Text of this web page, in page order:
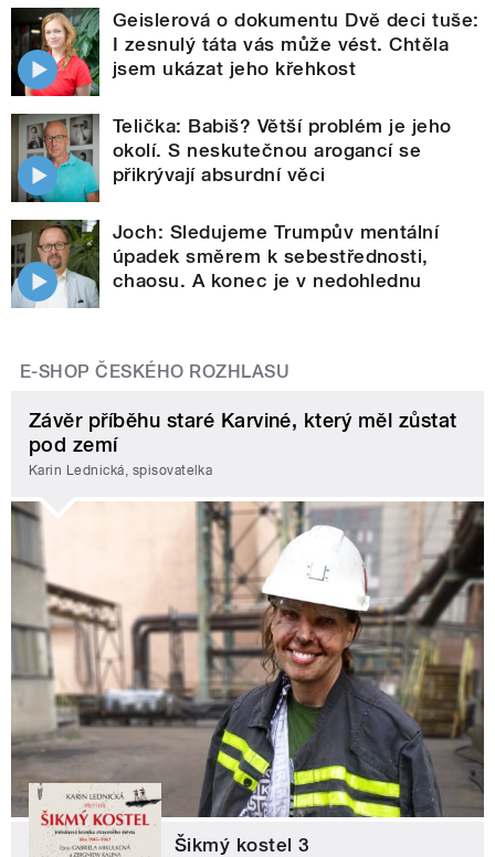
Geislerová o dokumentu Dvě deci tuše:
I zesnulý táta vás může vést. Chtěla
jsem ukázat jeho křehkost
Telička: Babiš? Větší problém je jeho
okolí. S neskutečnou arogancí se
přikrývají absurdní věci
Joch: Sledujeme Trumpův mentální
úpadek směrem k sebestřednosti,
chaosu. A konec je v nedohlednu
E-SHOP ČESKÉHO ROZHLASU
Závěr příběhu staré Karviné, který měl zůstat
pod zemí
Karin Lednická, spisovatelka
Šikmý kostel 3